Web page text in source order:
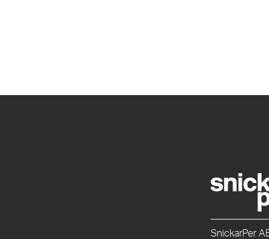
SnickarPer